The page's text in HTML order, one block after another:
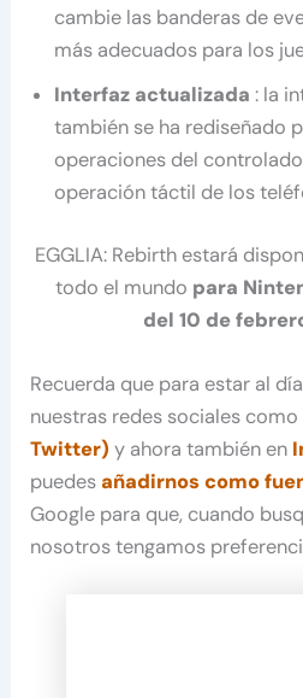
cambie las banderas de
más adecuados para los
Interfaz actualizada: la
también se ha rediseñado
operaciones del
operación táctil de los
EGGLIA: Rebirth estará
todo el mundo para
del 10 de
Recuerda que para estar al
nuestras redes sociales como
Twitter) y ahora también en
puedesañadirnos como
Google para que, cuando
nosotros tengamos